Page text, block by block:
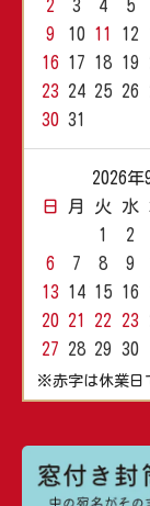
2
3 4 5
9
10 11 12
16
17 18 19
23 24 25 26
30 31
2026年
日
月 火 水
1
2
6
7 8 9
13 14 15 16
20 21 22 23
27
28 29 30
※赤字は休業日